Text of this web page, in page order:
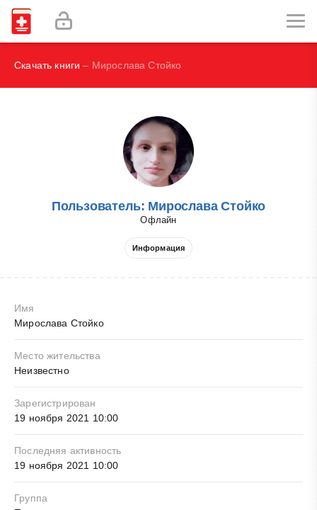
И.В., Брегель Л.В., Субботин В.М.
Фокин В. А.
Скачать книги – Мирослава Стойко
Пользователь: Мирослава Стойко
Офлайн
Информация
Имя
Мирослава Стойко
Место жительства
Неизвестно
Зарегистрирован
19 ноября 2021 10:00
Последняя активность
19 ноября 2021 10:00
Группа